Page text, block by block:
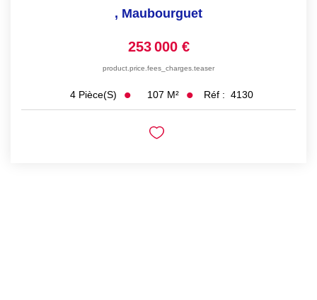
, Maubourguet
253 000 €
product.price.fees_charges.teaser
4 Pièce(s) 107 M² Réf : 4130